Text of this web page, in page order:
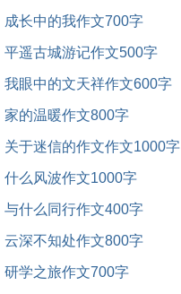
成长中的我作文700字
平遥古城游记作文500字
我眼中的文天祥作文600字
家的温暖作文800字
关于迷信的作文作文1000字
什么风波作文1000字
与什么同行作文400字
云深不知处作文800字
研学之旅作文700字